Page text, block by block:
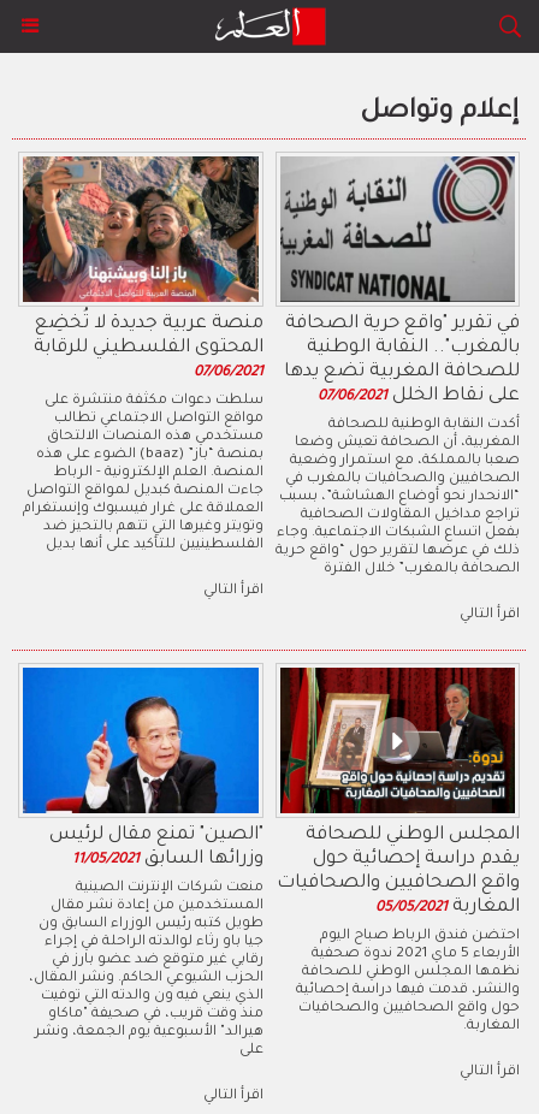
إعلام وتواصل
منصة عربية جديدة لا تُخضِع
المحتوى الفلسطيني للرقابة
07/06/2021
سلطت دعوات مكثفة منتشرة على
مواقع التواصل الاجتماعي تطالب
مستخدمي هذه المنصات الالتحاق
بمنصة “باز” (baaz) الضوء على هذه
المنصة. العلم الإلكترونية - الرباط
جاءت المنصة كبديل لمواقع التواصل
العملاقة على غرار فيسبوك وإنستغرام
وتويتر وغيرها التي تتهم بالتحيز ضد
الفلسطينيين للتأكيد على أنها بديل
اقرأ التالي
في تقرير "واقع حرية الصحافة
بالمغرب".. النقابة الوطنية
للصحافة المغربية تضع يدها
على نقاط الخلل 07/06/2021
أكدت النقابة الوطنية للصحافة
المغربية، أن الصحافة تعيش وضعا
صعبا بالمملكة، مع استمرار وضعية
الصحافيين والصحافيات بالمغرب في
“الانحدار نحو أوضاع الهشاشة”، بسبب
تراجع مداخيل المقاولات الصحافية
بفعل اتساع الشبكات الاجتماعية. وجاء
ذلك في عرضها لتقرير حول “واقع حرية
الصحافة بالمغرب” خلال الفترة
اقرأ التالي
"الصين" تمنع مقال لرئيس
وزرائها السابق 11/05/2021
منعت شركات الإنترنت الصينية
المستخدمين من إعادة نشر مقال
طويل كتبه رئيس الوزراء السابق ون
جيا باو رثاء لوالدته الراحلة في إجراء
رقابي غير متوقع ضد عضو بارز في
الحزب الشيوعي الحاكم. ونشر المقال،
الذي ينعي فيه ون والدته التي توفيت
منذ وقت قريب، في صحيفة "ماكاو
هيرالد" الأسبوعية يوم الجمعة، ونشر
على
اقرأ التالي
المجلس الوطني للصحافة
يقدم دراسة إحصائية حول
واقع الصحافيين والصحافيات
المغاربة 05/05/2021
احتضن فندق الرباط صباح اليوم
الأربعاء 5 ماي 2021 ندوة صحفية
نظمها المجلس الوطني للصحافة
والنشر، قدمت فيها دراسة إحصائية
حول واقع الصحافيين والصحافيات
المغاربة.
اقرأ التالي